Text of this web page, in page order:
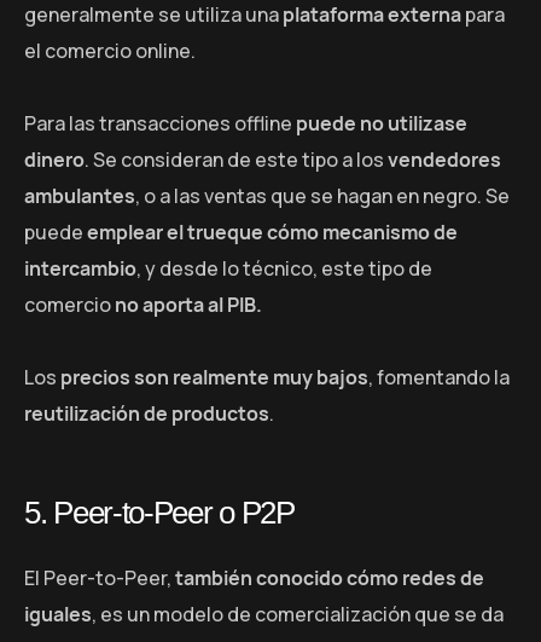
generalmente se utiliza unaplataforma externapara
el comercio online.
Para las transacciones offline puede no utilizase
dinero. Se consideran de este tipo a losvendedores
ambulantes, o a las ventas que se hagan en negro. Se
puedeemplear el trueque cómo mecanismo de
intercambio, y desde lo técnico, este tipo de
comerciono aporta al PIB.
Los precios son realmente muy bajos, fomentando la
reutilización de productos.
5. Peer-to-Peer o P2P
El Peer-to-Peer,también conocido cómo redes de
iguales, es un modelo de comercialización que se da